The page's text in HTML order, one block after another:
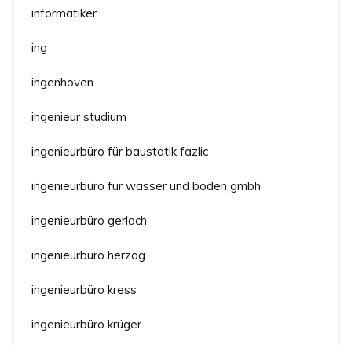
informatiker
ing
ingenhoven
ingenieur studium
ingenieurbüro für baustatik fazlic
ingenieurbüro für wasser und boden gmbh
ingenieurbüro gerlach
ingenieurbüro herzog
ingenieurbüro kress
ingenieurbüro krüger